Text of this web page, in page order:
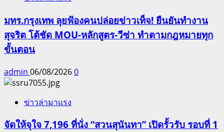
มทร.กรุงเทพ ลุยฟ้องคนปล่อยข่าวเท็จ! ยืนยันทำงาน
สุจริต โต้ชัด MOU-หลักสูตร-วีซ่า ทำตามกฎหมายทุก
ขั้นตอน
admin 06/08/20260
ข่าวล่ามาแรง
จัดให้จุใจ 7,196 ที่นั่ง “สวนสุนันทา” เปิดรั้วรับ รอบที่ 1